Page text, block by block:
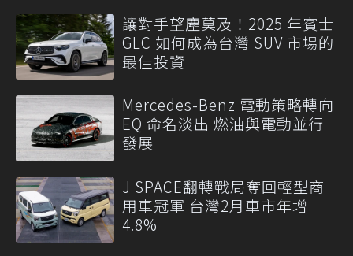
讓對手望塵莫及！2025 年賓士
GLC 如何成為台灣 SUV 市場的
最佳投資
Mercedes-Benz 電動策略轉向
EQ 命名淡出 燃油與電動並行
發展
J SPACE翻轉戰局奪回輕型商
用車冠軍 台灣2月車市年增
4.8%